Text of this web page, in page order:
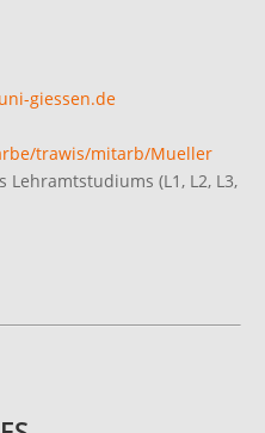
giessen.de
trawis/mitarb/Mueller
(L1, L2, L3,